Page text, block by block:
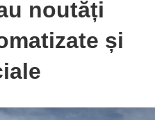
noutăți
și